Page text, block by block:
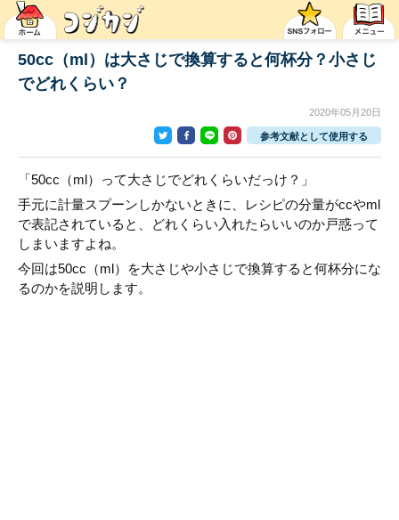
50cc（ml）は大さじで換算すると何杯分？小さじ
でどれくらい？
2020年05月20日
参考文献として使用する
「50cc（ml）って大さじでどれくらいだっけ？」
手元に計量スプーンしかないときに、レシピの分量がccやml
で表記されていると、どれくらい入れたらいいのか戸惑って
しまいますよね。
今回は50cc（ml）を大さじや小さじで換算すると何杯分にな
るのかを説明します。